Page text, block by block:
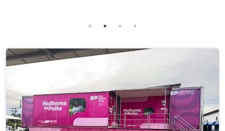
SESI, ampliando o acesso à educação e oferecendo uma
retomar os estudos.A última turma da Educação de
Jovens e Adultos formada pelo município foi em 2016,
oferecida em Sete Barras e, a partir de agosto de 2025,
passou por uma importante ampliação. Em parceria
com o SESI, a Prefeitura passou a disponibilizar também
o Ensino Fundamental II (6º ao 9º ano) e o Ensino
Médio, ampliando significativamente as oportunidades
para que jovens e adultos concluam sua formação.A